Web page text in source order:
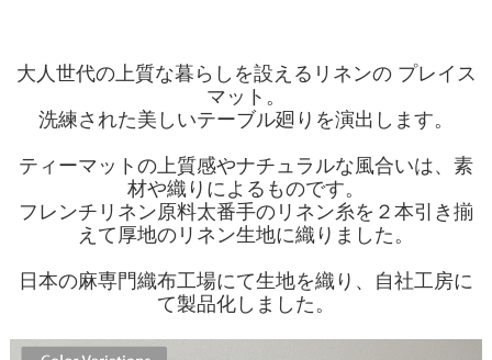
大人世代の上質な暮らしを設えるリネンの プレイス
マット。
洗練された美しいテーブル廻りを演出します。
ティーマットの上質感やナチュラルな風合いは、素
材や織りによるものです。
フレンチリネン原料太番手のリネン糸を２本引き揃
えて厚地のリネン生地に織りました。
日本の麻専門織布工場にて生地を織り、自社工房に
て製品化しました。